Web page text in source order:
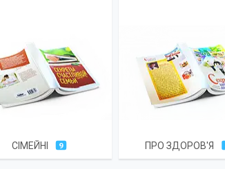
СІМЕЙНІ 9 ПРО ЗДОРОВ'Я